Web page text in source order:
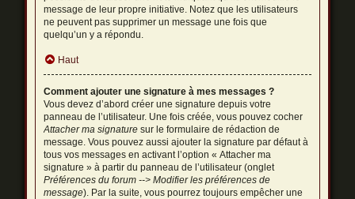
message de leur propre initiative. Notez que les utilisateurs
ne peuvent pas supprimer un message une fois que
quelqu’un y a répondu.
Haut
Comment ajouter une signature à mes messages ?
Vous devez d’abord créer une signature depuis votre
panneau de l’utilisateur. Une fois créée, vous pouvez cocher
Attacher ma signature sur le formulaire de rédaction de
message. Vous pouvez aussi ajouter la signature par défaut à
tous vos messages en activant l’option « Attacher ma
signature » à partir du panneau de l’utilisateur (onglet
Préférences du forum --> Modifier les préférences de
message). Par la suite, vous pourrez toujours empêcher une